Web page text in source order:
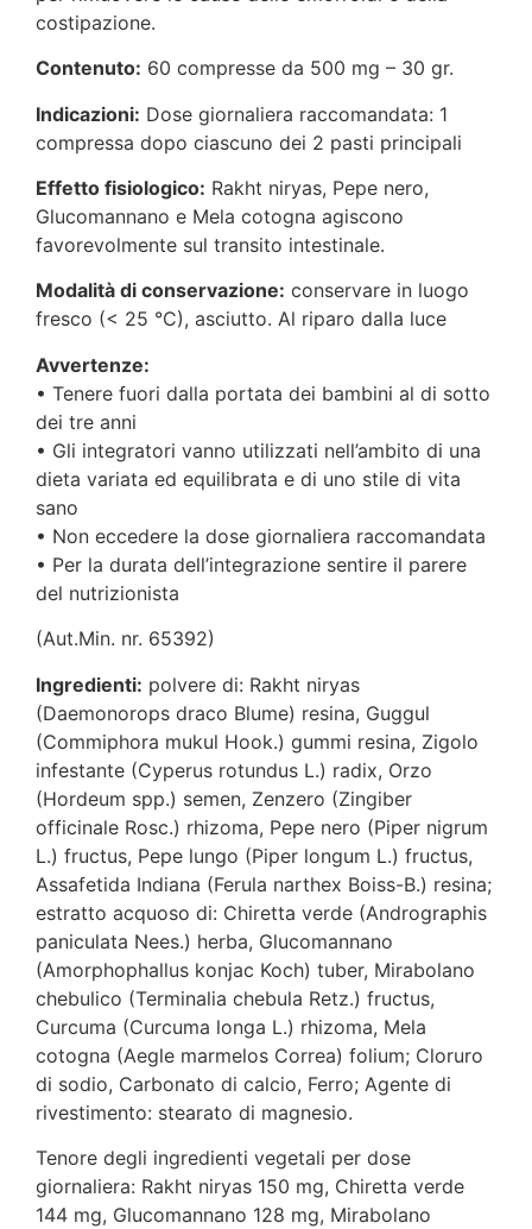
costipazione.
Contenuto: 60 compresse da 500 mg – 30 gr.
Indicazioni: Dose giornaliera raccomandata: 1
compressa dopo ciascuno dei 2 pasti principali
Effetto fisiologico: Rakht niryas, Pepe nero,
Glucomannano e Mela cotogna agiscono
favorevolmente sul transito intestinale.
Modalità di conservazione: conservare in luogo
fresco (< 25 °C), asciutto. Al riparo dalla luce
Avvertenze:
• Tenere fuori dalla portata dei bambini al di sotto
dei tre anni
• Gli integratori vanno utilizzati nell’ambito di una
dieta variata ed equilibrata e di uno stile di vita
sano
• Non eccedere la dose giornaliera raccomandata
• Per la durata dell’integrazione sentire il parere
del nutrizionista
(Aut.Min. nr. 65392)
Ingredienti: polvere di: Rakht niryas
(Daemonorops draco Blume) resina, Guggul
(Commiphora mukul Hook.) gummi resina, Zigolo
infestante (Cyperus rotundus L.) radix, Orzo
(Hordeum spp.) semen, Zenzero (Zingiber
officinale Rosc.) rhizoma, Pepe nero (Piper nigrum
L.) fructus, Pepe lungo (Piper longum L.) fructus,
Assafetida Indiana (Ferula narthex Boiss-B.) resina;
estratto acquoso di: Chiretta verde (Andrographis
paniculata Nees.) herba, Glucomannano
(Amorphophallus konjac Koch) tuber, Mirabolano
chebulico (Terminalia chebula Retz.) fructus,
Curcuma (Curcuma longa L.) rhizoma, Mela
cotogna (Aegle marmelos Correa) folium; Cloruro
di sodio, Carbonato di calcio, Ferro; Agente di
rivestimento: stearato di magnesio.
Tenore degli ingredienti vegetali per dose
giornaliera: Rakht niryas 150 mg, Chiretta verde
144 mg, Glucomannano 128 mg, Mirabolano